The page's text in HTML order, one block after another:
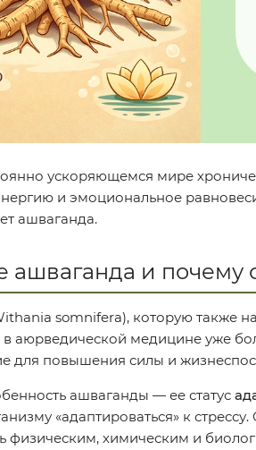
ускоряющемся мире
и эмоциональное
ашваганда.
ашваганда и почему
somnifera), которую также
в аюрведической медицине уже
для повышения силы и
ашваганды — ее статус
«адаптироваться» к
физическим, химическим и